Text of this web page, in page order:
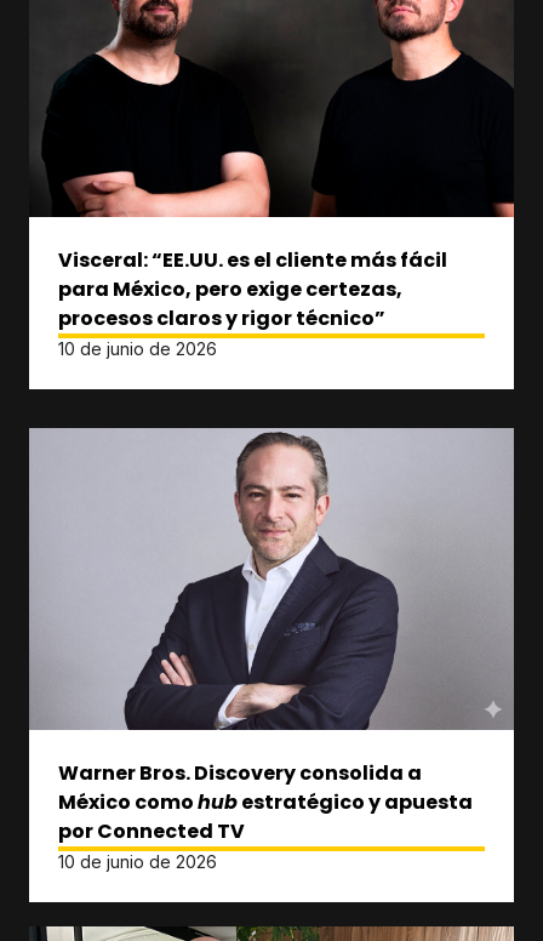
Visceral: “EE.UU. es el cliente más fácil
para México, pero exige certezas,
procesos claros y rigor técnico”
10 de junio de 2026
Warner Bros. Discovery consolida a
México comohubestratégico y apuesta
por Connected TV
10 de junio de 2026